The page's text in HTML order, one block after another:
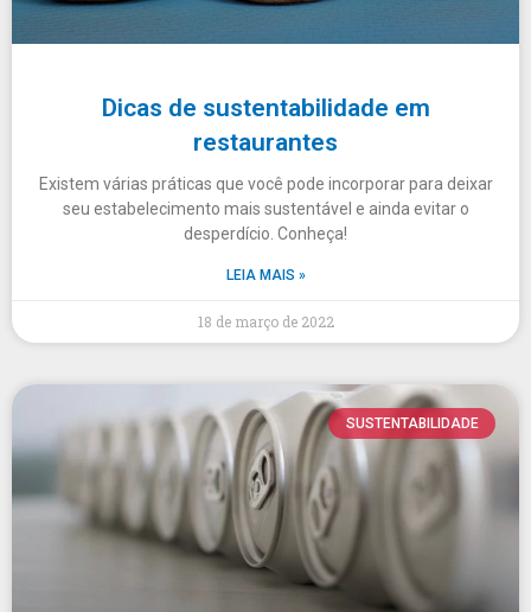
Dicas de sustentabilidade em
restaurantes
Existem várias práticas que você pode incorporar para deixar
seu estabelecimento mais sustentável e ainda evitar o
desperdício. Conheça!
LEIA MAIS »
18 de março de 2022
SUSTENTABILIDADE